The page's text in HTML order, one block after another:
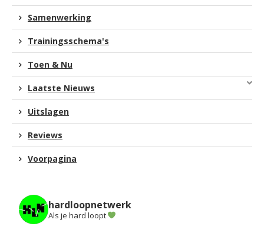
Samenwerking
Trainingsschema's
Toen & Nu
Laatste Nieuws
Uitslagen
Reviews
Voorpagina
hardloopnetwerk
Als je hard loopt